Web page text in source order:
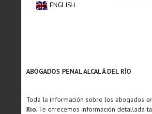
ENGLISH
ABOGADOS PENAL ALCALÁ DEL RÍO
Toda la información sobre los abogados
Río. Te ofrecemos información detallada